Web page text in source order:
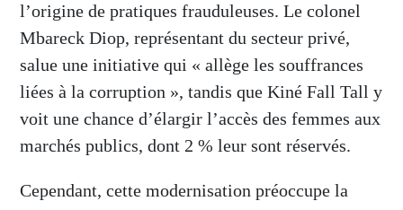
l’origine de pratiques frauduleuses. Le colonel
Mbareck Diop, représentant du secteur privé,
salue une initiative qui « allège les souffrances
liées à la corruption », tandis que Kiné Fall Tall y
voit une chance d’élargir l’accès des femmes aux
marchés publics, dont 2 % leur sont réservés.
Cependant, cette modernisation préoccupe la